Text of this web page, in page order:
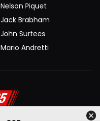
Nelson Piquet
Jack Brabham
John Surtees
Mario Andretti